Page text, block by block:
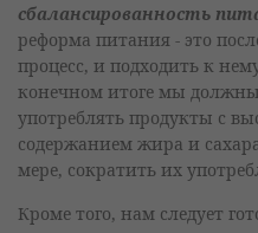
сбалансированность
реформа питания - это
процесс, и подходить к
конечном итоге мы
употреблять продукты с
содержанием жира и
мере, сократить их
Кроме того, нам следует